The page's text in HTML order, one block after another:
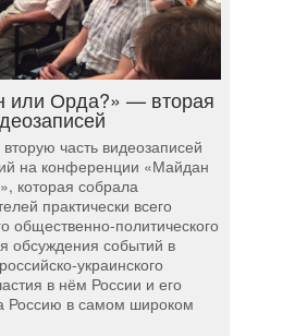
или Орда?» — вторая
часть видеозаписей
на конференции «Майдан
которая собрала
практически всего
общественно-политического
обсуждения событий в
украинского
в нём России и его
Россию в самом широком